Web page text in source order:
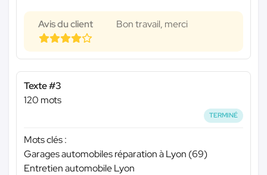
Avis du client Bon travail, merci
Texte #3
120 mots
TERMINÉ
Mots clés :
Garages automobiles réparation à Lyon (69)
Entretien automobile Lyon